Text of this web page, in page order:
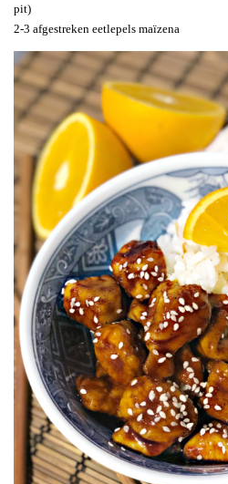
pit)
2-3 afgestreken eetlepels maïzena